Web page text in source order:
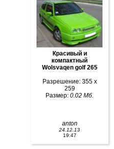
Красивый и
компактный
Wolsvaqen golf 265
Разрешение: 355 x
259
Размер: 0.02 Мб.
anton
24.12.13
19:47